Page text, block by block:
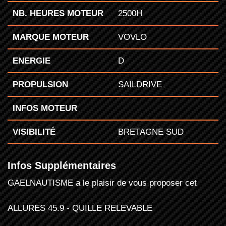
NB. HEURES MOTEUR 2500H
MARQUE MOTEUR VOVLO
ENERGIE D
PROPULSION SAILDRIVE
INFOS MOTEUR
VISIBILITÉ BRETAGNE SUD
Infos Supplémentaires
GAELNAUTISME a le plaisir de vous proposer cet
ALLURES 45.9 - QUILLE RELEVABLE